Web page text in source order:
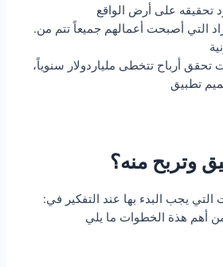
تحقيقه على أرض الواقع
.لأن هناك العديد من الأفراد التي أصبحت أعمالهم جميعاً تتم من
تحقق أرباح تتخطى ملياردولار سنوياً،
تطبيق
وتربح منه؟
:هناك العديد من الخطوات التي يجب البدء بها عند التفكير في
أهم هذة الخطوات ما يلي